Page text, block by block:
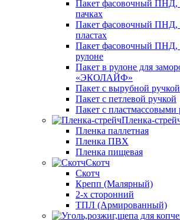
Пакет фасовочный
пачках
Пакет фасовочный
пластах
Пакет фасовочный
рулоне
Пакет в рулоне для
«ЭКОЛАЙФ»
Пакет с вырубной ручкой
Пакет с петлевой ручкой
Пакет с пластмассовыми
Пленка-
Пленка паллетная
Пленка ПВХ
Пленка пищевая
Скотч
Скотч
Крепп (Малярный)
2-х сторонний
ТПЛ (Армированный)